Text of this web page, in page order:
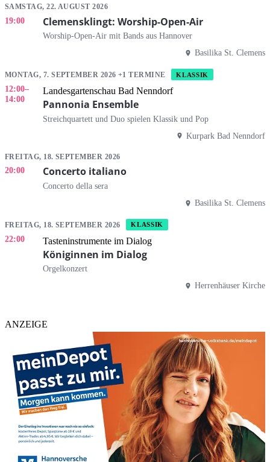
SAMSTAG, 22. AUGUST 2026
19:00 Clemensklingt: Worship-Open-Air
Worship-Open-Air mit Bands aus Hannover
Basilika St. Clemens
MONTAG, 7. SEPTEMBER 2026 +1 TERMINE KLASSIK
12:00–
14:00
Landesgartenschau Bad Nenndorf
Pannonia Ensemble
Streichquartett und Duo spielen Klassik und Pop
Kurpark Bad Nenndorf
FREITAG, 18. SEPTEMBER 2026
20:00 Concerto italiano
Concerto della sera
Basilika St. Clemens
FREITAG, 18. SEPTEMBER 2026 KLASSIK
22:00 Tasteninstrumente im Dialog
Königinnen im Dialog
Orgelkonzert
Herrenhäuser Kirche
ANZEIGE